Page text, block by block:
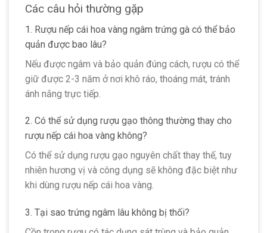
Các câu hỏi thường gặp
1. Rượu nếp cái hoa vàng ngâm trứng gà có thể bảo
quản được bao lâu?
Nếu được ngâm và bảo quản đúng cách, rượu có thể
giữ được 2-3 năm ở nơi khô ráo, thoáng mát, tránh
ánh nắng trực tiếp.
2. Có thể sử dụng rượu gạo thông thường thay cho
rượu nếp cái hoa vàng không?
Có thể sử dụng rượu gạo nguyên chất thay thế, tuy
nhiên hương vị và công dụng sẽ không đặc biệt như
khi dùng rượu nếp cái hoa vàng.
3. Tại sao trứng ngâm lâu không bị thối?